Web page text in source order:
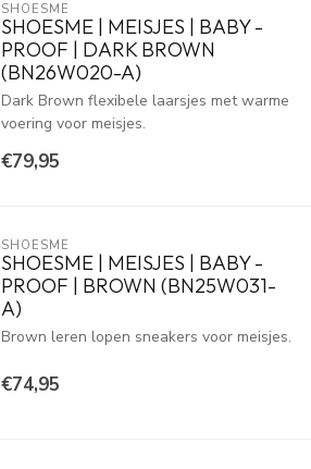
SHOESME
SHOESME | MEISJES | BABY -
PROOF | DARK BROWN
(BN26W020-A)
Dark Brown flexibele laarsjes met warme
voering voor meisjes.
€79,95
SHOESME
SHOESME | MEISJES | BABY -
PROOF | BROWN (BN25W031-
A)
Brown leren lopen sneakers voor meisjes.
€74,95